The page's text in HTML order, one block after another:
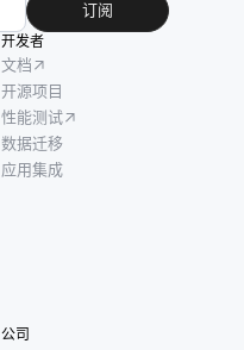
订阅
开发者
文档
开源项目
性能测试
数据迁移
应用集成
公司